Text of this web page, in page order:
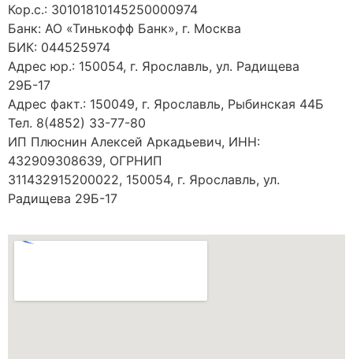
Кор.с.: 30101810145250000974
Банк: АО «Тинькофф Банк», г. Москва
БИК: 044525974
Адрес юр.: 150054, г. Ярославль, ул. Радищева
29Б-17
Адрес факт.: 150049, г. Ярославль, Рыбинская 44Б
Тел. 8(4852) 33-77-80
ИП Плюснин Алексей Аркадьевич, ИНН:
432909308639, ОГРНИП
311432915200022, 150054, г. Ярославль, ул.
Радищева 29Б-17